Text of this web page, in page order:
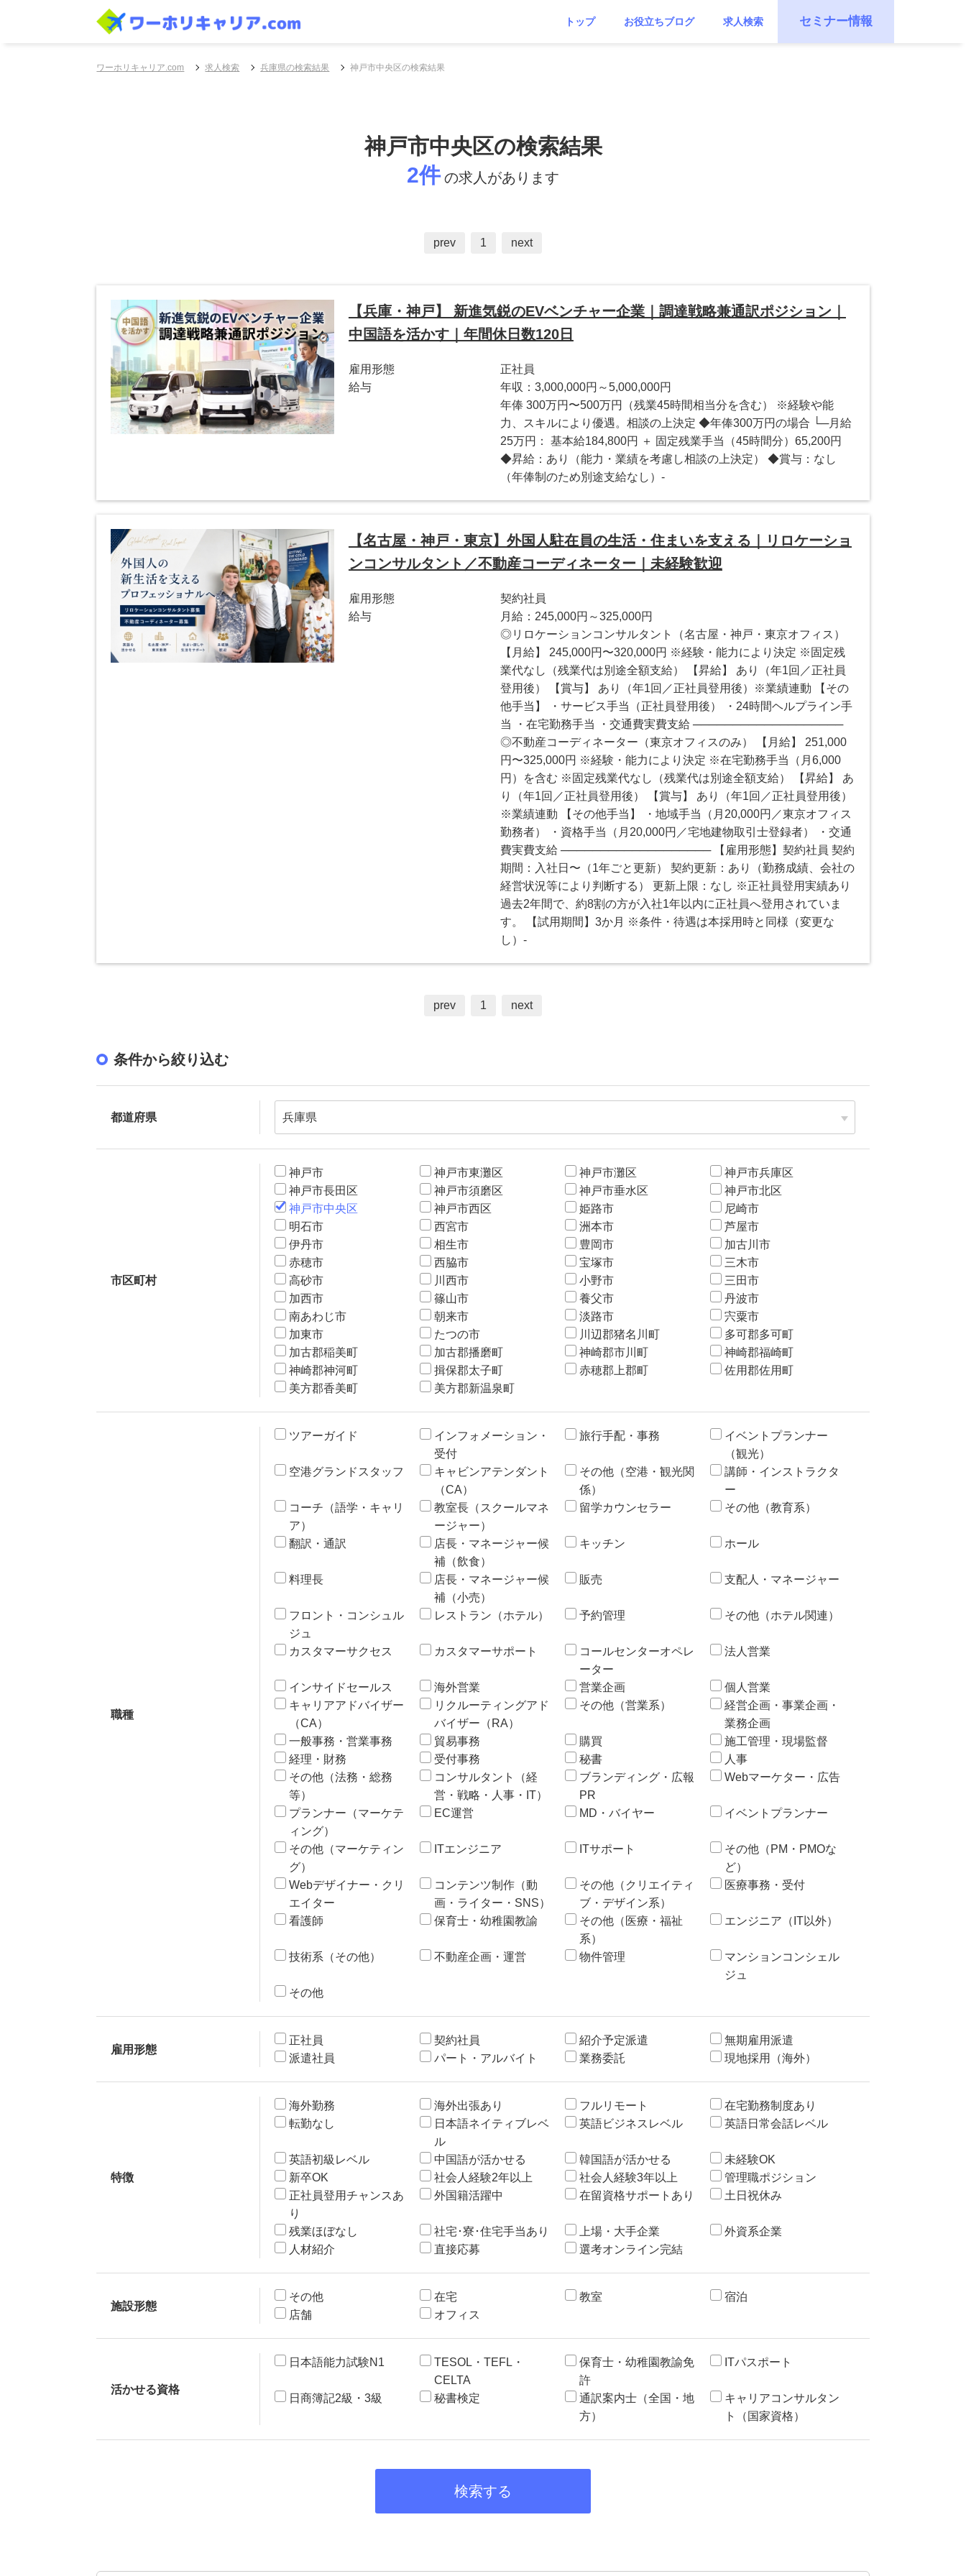
トップ お役立ちブログ 求人検索 セミナー情報
ワーホリキャリア.com 求人検索 兵庫県の検索結果 神戸市中央区の検索結果
神戸市中央区の検索結果
2件 の求人があります
prev 1 next
【兵庫・神戸】 新進気鋭のEVベンチャー企業｜調達戦略兼通訳ポジション｜
中国語を活かす｜年間休日数120日
雇用形態
正社員
給与
年収：3,000,000円～5,000,000円
年俸 300万円〜500万円（残業45時間相当分を含む） ※経験や能
力、スキルにより優遇。相談の上決定 ◆年俸300万円の場合 └─月給
25万円： 基本給184,800円 ＋ 固定残業手当（45時間分）65,200円
◆昇給：あり（能力・業績を考慮し相談の上決定） ◆賞与：なし
（年俸制のため別途支給なし）-
【名古屋・神戸・東京】外国人駐在員の生活・住まいを支える｜リロケーショ
ンコンサルタント／不動産コーディネーター｜未経験歓迎
雇用形態
契約社員
給与
月給：245,000円～325,000円
◎リロケーションコンサルタント（名古屋・神戸・東京オフィス）
【月給】 245,000円〜320,000円 ※経験・能力により決定 ※固定残
業代なし（残業代は別途全額支給） 【昇給】 あり（年1回／正社員
登用後） 【賞与】 あり（年1回／正社員登用後）※業績連動 【その
他手当】 ・サービス手当（正社員登用後） ・24時間ヘルプライン手
当 ・在宅勤務手当 ・交通費実費支給 ───────────────────
◎不動産コーディネーター（東京オフィスのみ） 【月給】 251,000
円〜325,000円 ※経験・能力により決定 ※在宅勤務手当（月6,000
円）を含む ※固定残業代なし（残業代は別途全額支給） 【昇給】 あ
り（年1回／正社員登用後） 【賞与】 あり（年1回／正社員登用後）
※業績連動 【その他手当】 ・地域手当（月20,000円／東京オフィス
勤務者） ・資格手当（月20,000円／宅地建物取引士登録者） ・交通
費実費支給 ─────────────────── 【雇用形態】契約社員 契約
期間：入社日〜（1年ごと更新） 契約更新：あり（勤務成績、会社の
経営状況等により判断する） 更新上限：なし ※正社員登用実績あり
過去2年間で、約8割の方が入社1年以内に正社員へ登用されていま
す。 【試用期間】3か月 ※条件・待遇は本採用時と同様（変更な
し）-
prev 1 next
条件から絞り込む
都道府県
市区町村
神戸市 神戸市東灘区 神戸市灘区
神戸市兵庫区
神戸市長田区
神戸市須磨区 神戸市垂水区
神戸市北区
神戸市中央区
神戸市西区 姫路市
尼崎市
明石市
西宮市 洲本市
芦屋市
伊丹市
相生市 豊岡市
加古川市
赤穂市
西脇市 宝塚市
三木市
高砂市
川西市 小野市
三田市
加西市
篠山市 養父市
丹波市
南あわじ市
朝来市 淡路市
宍粟市
加東市
たつの市 川辺郡猪名川町
多可郡多可町
加古郡稲美町
加古郡播磨町 神崎郡市川町
神崎郡福崎町
神崎郡神河町
揖保郡太子町 赤穂郡上郡町
佐用郡佐用町
美方郡香美町
美方郡新温泉町
職種
ツアーガイド
インフォメーション・
受付
旅行手配・事務
イベントプランナー
（観光）
空港グランドスタッフ
キャビンアテンダント
（CA）
その他（空港・観光関
係）
講師・インストラクタ
ー
コーチ（語学・キャリ
ア）
教室長（スクールマネ
ージャー）
留学カウンセラー その他（教育系）
翻訳・通訳
店長・マネージャー候
補（飲食）
キッチン ホール
料理長
店長・マネージャー候
補（小売）
販売 支配人・マネージャー
フロント・コンシュル
ジュ
レストラン（ホテル） 予約管理 その他（ホテル関連）
カスタマーサクセス カスタマーサポート
コールセンターオペレ
ーター
法人営業
インサイドセールス 海外営業 営業企画
個人営業
キャリアアドバイザー
（CA）
リクルーティングアド
バイザー（RA）
その他（営業系）
経営企画・事業企画・
業務企画
一般事務・営業事務
貿易事務 購買
施工管理・現場監督
経理・財務
受付事務 秘書
人事
その他（法務・総務
等）
コンサルタント（経
営・戦略・人事・IT）
ブランディング・広報
PR
Webマーケター・広告
プランナー（マーケテ
ィング）
EC運営 MD・バイヤー イベントプランナー
その他（マーケティン
グ）
ITエンジニア ITサポート
その他（PM・PMOな
ど）
Webデザイナー・クリ
エイター
コンテンツ制作（動
画・ライター・SNS）
その他（クリエイティ
ブ・デザイン系）
医療事務・受付
看護師 保育士・幼稚園教諭
その他（医療・福祉
系）
エンジニア（IT以外）
技術系（その他） 不動産企画・運営 物件管理
マンションコンシェル
ジュ
その他
雇用形態
正社員 契約社員 紹介予定派遣
無期雇用派遣
派遣社員
パート・アルバイト 業務委託 現地採用（海外）
特徴
海外勤務 海外出張あり フルリモート
在宅勤務制度あり
転勤なし
日本語ネイティブレベ
ル
英語ビジネスレベル 英語日常会話レベル
英語初級レベル 中国語が活かせる 韓国語が活かせる
未経験OK
新卒OK
社会人経験2年以上 社会人経験3年以上
管理職ポジション
正社員登用チャンスあ
り
外国籍活躍中 在留資格サポートあり 土日祝休み
残業ほぼなし 社宅･寮･住宅手当あり 上場・大手企業
外資系企業
人材紹介
直接応募 選考オンライン完結
施設形態
その他 在宅 教室
宿泊
店舗
オフィス
活かせる資格
日本語能力試験N1
TESOL・TEFL・
CELTA
保育士・幼稚園教諭免
許
ITパスポート
日商簿記2級・3級 秘書検定
通訳案内士（全国・地
方）
キャリアコンサルタン
ト（国家資格）